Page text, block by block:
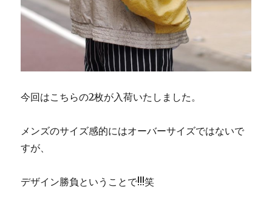
今回はこちらの2枚が入荷いたしました。
メンズのサイズ感的にはオーバーサイズではないで
すが、
デザイン勝負ということで!!!笑